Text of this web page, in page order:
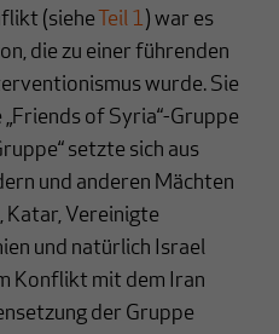
(siehe Teil 1) war es
die zu einer führenden
wurde. Sie
of Syria“-Gruppe
setzte sich aus
und anderen Mächten
Katar, Vereinigte
und natürlich Israel
Konflikt mit dem Iran
der Gruppe